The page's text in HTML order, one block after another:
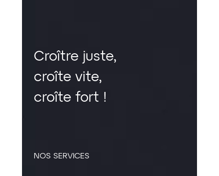
Croître juste,
croîte vite,
croîte fort !
NOS SERVICES